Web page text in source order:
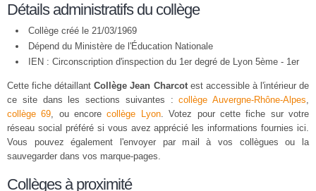
Détails administratifs du collège
Collège créé le 21/03/1969
Dépend du Ministère de l'Éducation Nationale
IEN : Circonscription d'inspection du 1er degré de Lyon 5ème - 1er
Cette fiche détaillantCollège Jean Charcotest accessible à l'intérieur de
ce site dans les sections suivantes :collège Auvergne-Rhône-Alpes,
collège 69, ou encorecollège Lyon. Votez pour cette fiche sur votre
réseau social préféré si vous avez apprécié les informations fournies ici.
Vous pouvez également l'envoyer par mail à vos collègues ou la
sauvegarder dans vos marque-pages.
Collèges à proximité